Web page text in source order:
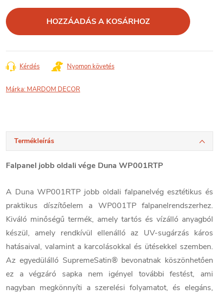
HOZZÁADÁS A KOSÁRHOZ
Kérdés Nyomon követés
Márka: MARDOM DECOR
Termékleírás
Falpanel jobb oldali vége Duna WP001RTP
A Duna WP001RTP jobb oldali falpanelvég esztétikus és
praktikus díszítőelem a WP001TP falpanelrendszerhez.
Kiváló minőségű termék, amely tartós és vízálló anyagból
készül, amely rendkívül ellenálló az UV-sugárzás káros
hatásaival, valamint a karcolásokkal és ütésekkel szemben.
Az egyedülálló SupremeSatin® bevonatnak köszönhetően
ez a végzáró sapka nem igényel további festést, ami
nagyban megkönnyíti a szerelési folyamatot, és elegáns,